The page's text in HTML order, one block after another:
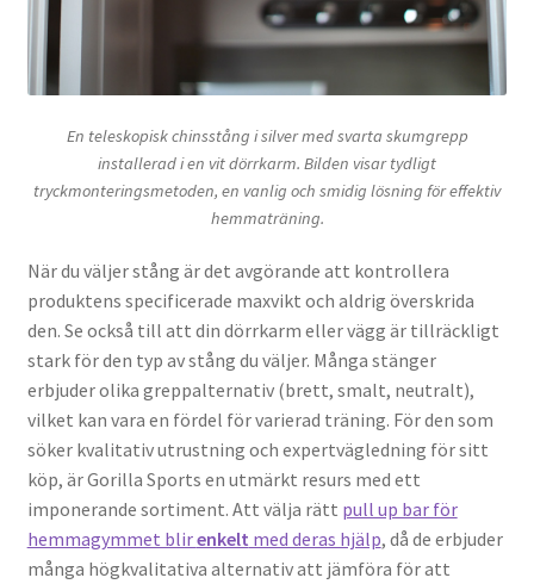
En teleskopisk chinsstång i silver med svarta skumgrepp
installerad i en vit dörrkarm. Bilden visar tydligt
tryckmonteringsmetoden, en vanlig och smidig lösning för effektiv
hemmaträning.
När du väljer stång är det avgörande att kontrollera
produktens specificerade maxvikt och aldrig överskrida
den. Se också till att din dörrkarm eller vägg är tillräckligt
stark för den typ av stång du väljer. Många stänger
erbjuder olika greppalternativ (brett, smalt, neutralt),
vilket kan vara en fördel för varierad träning. För den som
söker kvalitativ utrustning och expertvägledning för sitt
köp, är Gorilla Sports en utmärkt resurs med ett
imponerande sortiment. Att välja rätt pull up bar för
hemmagymmet blirenkelt med deras hjälp, då de erbjuder
många högkvalitativa alternativ att jämföra för att